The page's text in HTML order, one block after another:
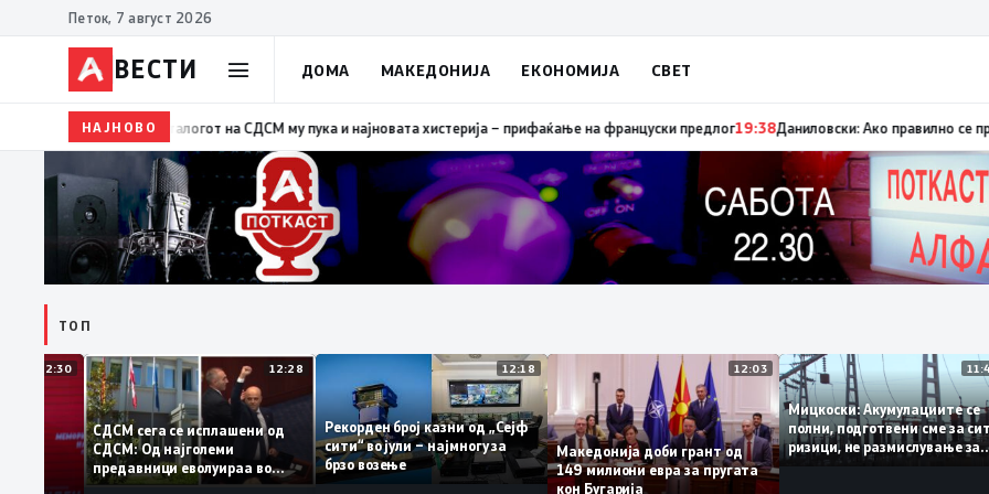
Петок, 7 август 2026
ВЕСТИ ДОМА МАКЕДОНИЈА ЕКОНОМИЈА СВЕТ
НАЈНОВО19:39ВМРО-ДПМНЕ: Како што му пукна меурот од сапуница „мигранти за пари“, така на талогот на СДСМ му пука и
ТОП
12:30
на
12:28
СДСМ сега се исплашени од
СДСМ: Од најголеми
предавници еволуираа во
најголеми патриоти
12:18
Рекорден број казни од „Сејф
сити“ во јули – најмногу за
брзо возење
12:03
Македонија доби грант од
149 милиони евра за пругата
кон Бугарија
Мицкоски: Акумулациите
полни, подготвени сме за
ризици, не размислување
поскапување на струјата